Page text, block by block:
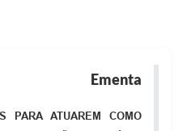
Ementa
PARA ATUAREM COMO